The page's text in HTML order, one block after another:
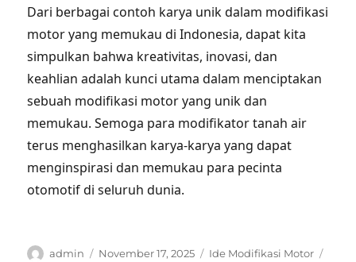
Dari berbagai contoh karya unik dalam modifikasi
motor yang memukau di Indonesia, dapat kita
simpulkan bahwa kreativitas, inovasi, dan
keahlian adalah kunci utama dalam menciptakan
sebuah modifikasi motor yang unik dan
memukau. Semoga para modifikator tanah air
terus menghasilkan karya-karya yang dapat
menginspirasi dan memukau para pecinta
otomotif di seluruh dunia.
Author
admin
Posted
November 17, 2025 Categories
Ide Modifikasi Motor